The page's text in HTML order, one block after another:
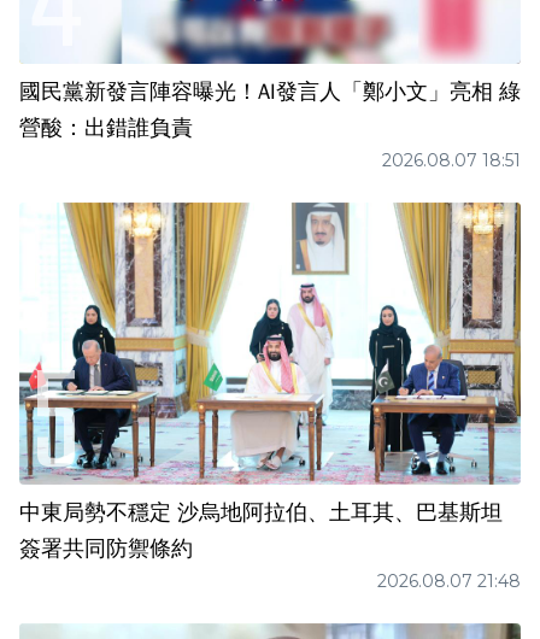
國民黨新發言陣容曝光！AI發言人「鄭小文」亮相 綠
營酸：出錯誰負責
2026.08.07 18:51
中東局勢不穩定 沙烏地阿拉伯、土耳其、巴基斯坦
簽署共同防禦條約
2026.08.07 21:48